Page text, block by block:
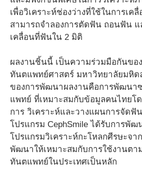
เพื่อวิเคราะห์ช่องว่างที่ใช้ในการเค
สามารถจำลองการตัดฟัน ถอนฟัน แ
เคลื่อนที่ฟันใน 2 มิติ
ผลงานชิ้นนี้ เป็นความร่วมมือกันขอ
ทันตแพทย์ศาสตร์ มหาวิทยาลัยมหิด
ของการพัฒนาผลงานคือการพัฒนา
แพทย์ ที่เหมาะสมกับข้อมูลคนไทยโ
การ วิเคราะห์และวางแผนการจัด
โปรแกรม CephSmile ได้รับการพัฒ
โปรแกรมวิเคราะห์กะโหลกศีรษะจา
พัฒนาให้เหมาะสมกับการใช้งานตา
ทันตแพทย์ในประเทศเป็นหลัก